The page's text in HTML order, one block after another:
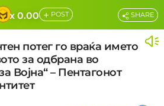
x 0.00 + POST
потег го враќа името
за одбрана во
Војна“ – Пентагонот
SHARE